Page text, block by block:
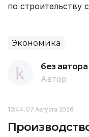
по строительству
Экономика
без автора
Автор
13:44, 07 Августа 2026